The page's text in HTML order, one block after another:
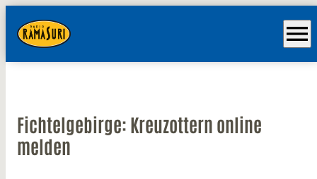
menu
Fichtelgebirge: Kreuzottern online
melden